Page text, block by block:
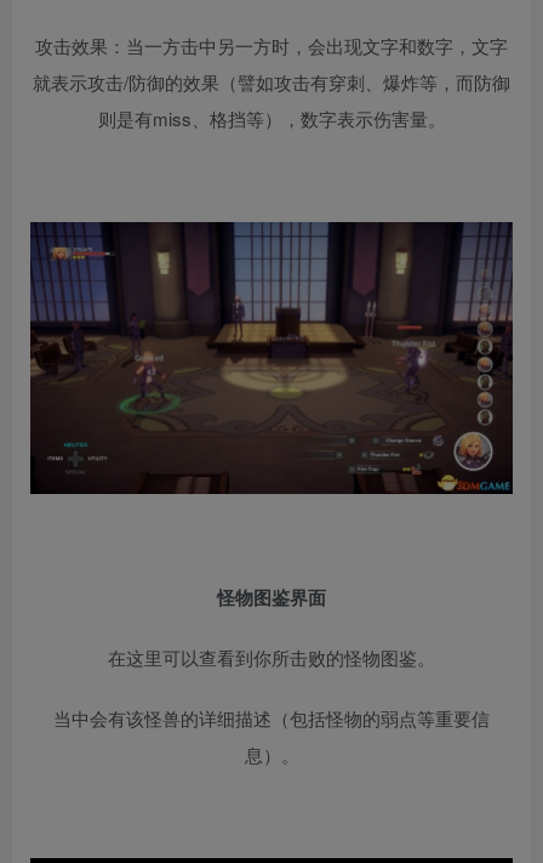
攻击效果：当一方击中另一方时，会出现文字和数字，文字
就表示攻击/防御的效果（譬如攻击有穿刺、爆炸等，而防御
则是有miss、格挡等），数字表示伤害量。
怪物图鉴界面
在这里可以查看到你所击败的怪物图鉴。
当中会有该怪兽的详细描述（包括怪物的弱点等重要信
息）。